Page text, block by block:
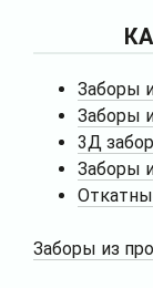
Заборы
Заборы
3Д
Заборы
Заборы из